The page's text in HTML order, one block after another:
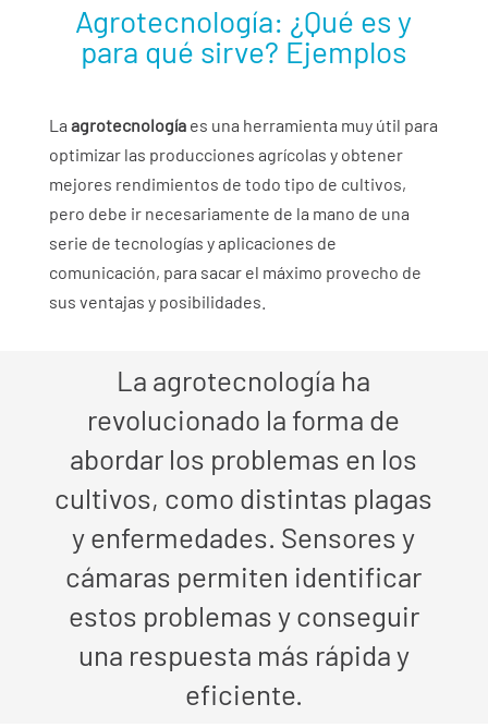
Agrotecnología: ¿Qué es y
para qué sirve? Ejemplos
La agrotecnologíaes una herramienta muy útil para
optimizar las producciones agrícolas y obtener
mejores rendimientos de todo tipo de cultivos,
pero debe ir necesariamente de la mano de una
serie de tecnologías y aplicaciones de
comunicación, para sacar el máximo provecho de
sus ventajas y posibilidades.
La agrotecnología ha
revolucionado la forma de
abordar los problemas en los
cultivos, como distintas plagas
y enfermedades. Sensores y
cámaras permiten identificar
estos problemas y conseguir
una respuesta más rápida y
eficiente.